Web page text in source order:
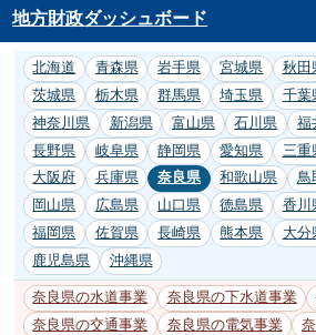
地方財政ダッシュボード
北海道 青森県 岩手県 宮城県 秋田
茨城県
栃木県 群馬県 埼玉県 千葉
神奈川県
新潟県 富山県 石川県 福
長野県
岐阜県 静岡県 愛知県 三重
大阪府
兵庫県 奈良県 和歌山県 鳥
岡山県
広島県 山口県 徳島県 香川
福岡県
佐賀県 長崎県 熊本県 大分
鹿児島県
沖縄県
奈良県の水道事業 奈良県の下水道事業
奈良県の交通事業
奈良県の電気事業